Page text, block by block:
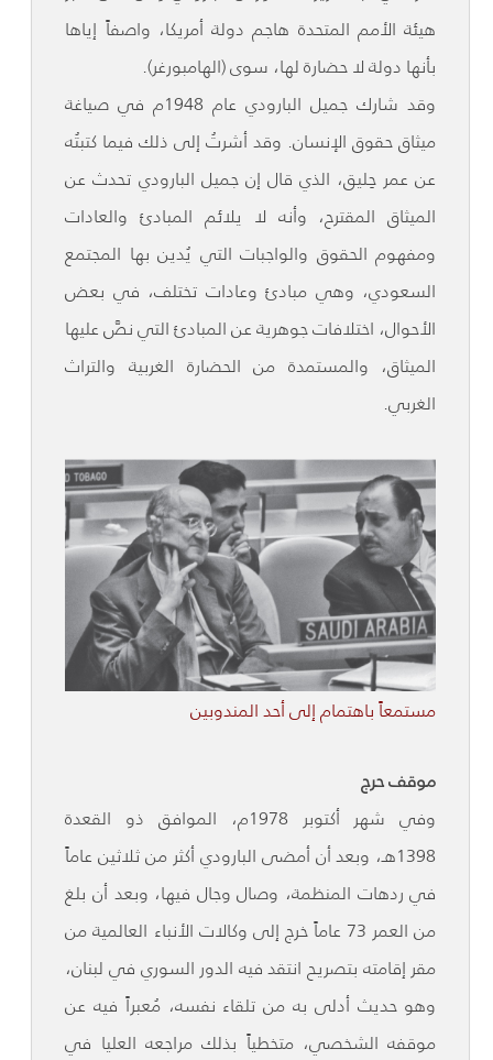
هيئة الأمم المتحدة هاجم دولة أمريكا، واصفاً إياها
بأنها دولة لا حضارة لها، سوى (الهامبورغر).
وقد شارك جميل البارودي عام 1948م في صياغة
ميثاق حقوق الإنسان. وقد أشرتُ إلى ذلك فيما كتبتُه
عن عمر حِليق، الذي قال إن جميل البارودي تحدث عن
الميثاق المقترح، وأنه لا يلائم المبادئ والعادات
ومفهوم الحقوق والواجبات التي يُدين بها المجتمع
السعودي، وهي مبادئ وعادات تختلف، في بعض
الأحوال، اختلافات جوهرية عن المبادئ التي نصَّ عليها
الميثاق، والمستمدة من الحضارة الغربية والتراث
الغربي.
مستمعاً باهتمام إلى أحد المندوبين
موقف حرج
وفي شهر أكتوبر 1978م، الموافق ذو القعدة
1398هـ، وبعد أن أمضى البارودي أكثر من ثلاثين عاماً
في ردهات المنظمة، وصال وجال فيها، وبعد أن بلغ
من العمر 73 عاماً خرج إلى وكالات الأنباء العالمية من
مقر إقامته بتصريح انتقد فيه الدور السوري في لبنان،
وهو حديث أدلى به من تلقاء نفسه، مُعبراً فيه عن
موقفه الشخصي، متخطياً بذلك مراجعه العليا في